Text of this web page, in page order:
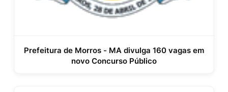
Prefeitura de Morros - MA divulga 160 vagas em
novo Concurso Público